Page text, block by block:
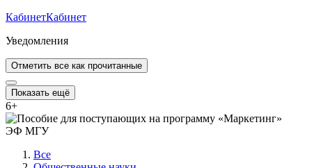
КабинетКабинет
Уведомления
Отметить все как прочитанные
Показать ещё
6+
Все